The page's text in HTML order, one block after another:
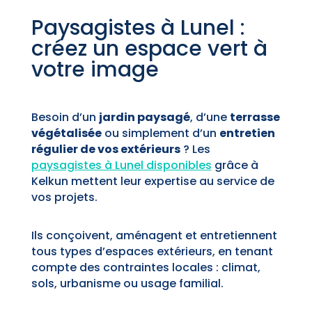
Paysagistes à Lunel :
créez un espace vert à
votre image
Besoin d’un jardin paysagé, d’une terrasse
végétaliséeou simplement d’un entretien
régulier de vos extérieurs? Les
paysagistes à Lunel disponibles grâce à
Kelkun mettent leur expertise au service de
vos projets.
Ils conçoivent, aménagent et entretiennent
tous types d’espaces extérieurs, en tenant
compte des contraintes locales : climat,
sols, urbanisme ou usage familial.